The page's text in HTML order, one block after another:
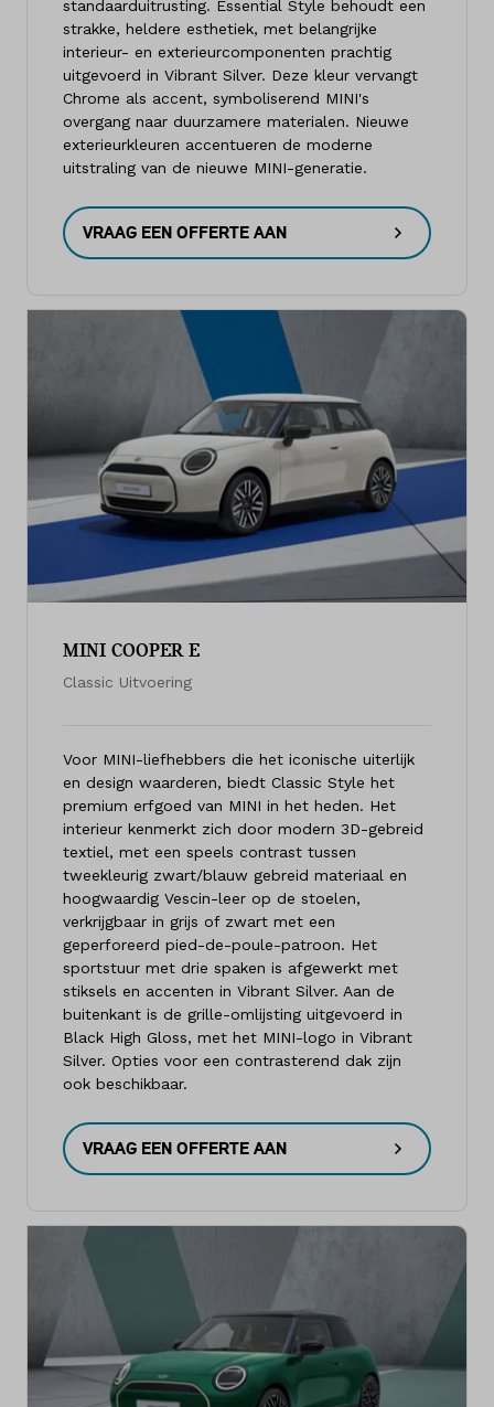
standaarduitrusting. Essential Style behoudt een
strakke, heldere esthetiek, met belangrijke
interieur- en exterieurcomponenten prachtig
uitgevoerd in Vibrant Silver. Deze kleur vervangt
Chrome als accent, symboliserend MINI's
overgang naar duurzamere materialen. Nieuwe
exterieurkleuren accentueren de moderne
uitstraling van de nieuwe MINI-generatie.
VRAAG EEN OFFERTE AAN
MINI COOPER E
Classic Uitvoering
Voor MINI-liefhebbers die het iconische uiterlijk
en design waarderen, biedt Classic Style het
premium erfgoed van MINI in het heden. Het
interieur kenmerkt zich door modern 3D-gebreid
textiel, met een speels contrast tussen
tweekleurig zwart/blauw gebreid materiaal en
hoogwaardig Vescin-leer op de stoelen,
verkrijgbaar in grijs of zwart met een
geperforeerd pied-de-poule-patroon. Het
sportstuur met drie spaken is afgewerkt met
stiksels en accenten in Vibrant Silver. Aan de
buitenkant is de grille-omlijsting uitgevoerd in
Black High Gloss, met het MINI-logo in Vibrant
Silver. Opties voor een contrasterend dak zijn
ook beschikbaar.
VRAAG EEN OFFERTE AAN